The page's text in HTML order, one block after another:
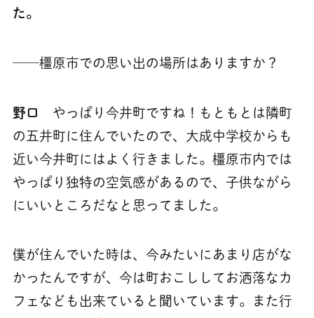
た。
──橿原市での思い出の場所はありますか？
野口 やっぱり今井町ですね！もともとは隣町
の五井町に住んでいたので、大成中学校からも
近い今井町にはよく行きました。橿原市内では
やっぱり独特の空気感があるので、子供ながら
にいいところだなと思ってました。
僕が住んでいた時は、今みたいにあまり店がな
かったんですが、今は町おこししてお洒落なカ
フェなども出来ていると聞いています。また行